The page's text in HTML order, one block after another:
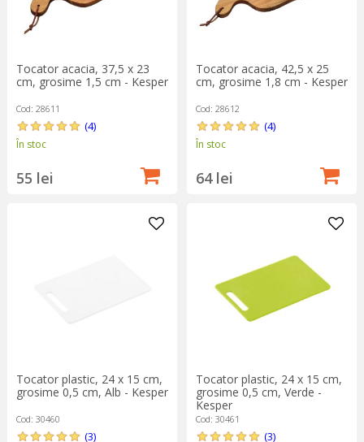
Tocator acacia, 37,5 x 23
cm, grosime 1,5 cm - Kesper
Cod: 28611
(4)
În stoc
55 lei
Tocator acacia, 42,5 x 25
cm, grosime 1,8 cm - Kesper
Cod: 28612
(4)
În stoc
64 lei
Tocator plastic, 24 x 15 cm,
grosime 0,5 cm, Alb - Kesper
Cod: 30460
(3)
Tocator plastic, 24 x 15 cm,
grosime 0,5 cm, Verde -
Kesper
Cod: 30461
(3)